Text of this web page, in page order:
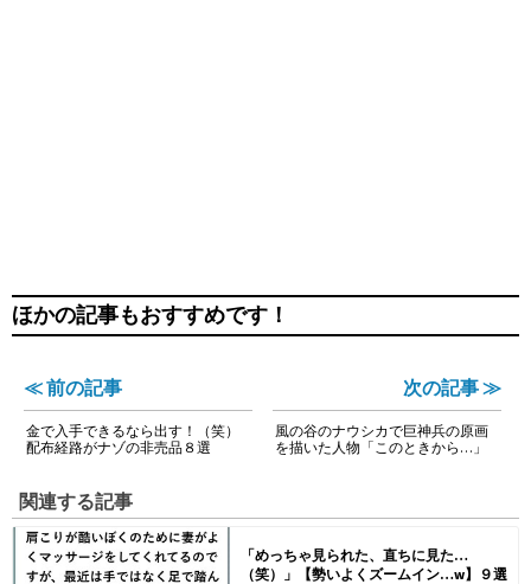
ほかの記事もおすすめです！
≪ 前の記事
金で入手できるなら出す！（笑）
配布経路がナゾの非売品８選
次の記事 ≫
風の谷のナウシカで巨神兵の原画
を描いた人物「このときから…」
関連する記事
「めっちゃ見られた、直ちに見た…
（笑）」【勢いよくズームイン…w】９選